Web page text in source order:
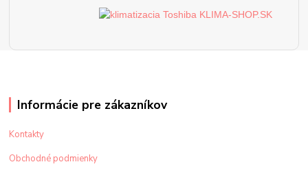
Informácie pre zákazníkov
Kontakty
Obchodné podmienky